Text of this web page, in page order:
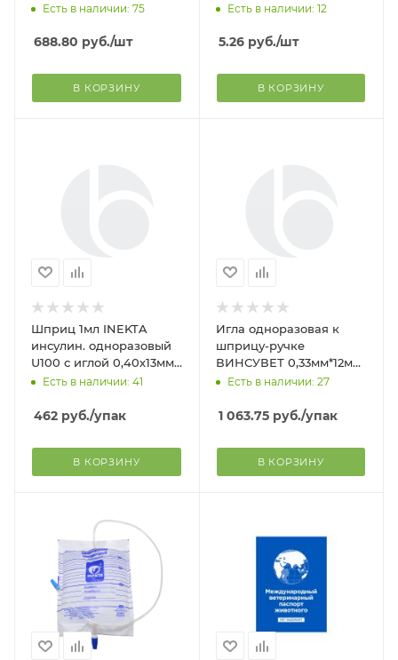
собак, унисекс, трико на
Есть в наличии: 75
688.80 руб./шт
В КОРЗИНУ
Есть в наличии: 12
5.26руб./шт
В КОРЗИНУ
Шприц 1мл INEKTA
инсулин. одноразовый
U100 с иглой 0,40х13мм
-27 G 1/2 ЛУЕР (100/упак)
Есть в наличии: 41
462 руб./упак
В КОРЗИНУ
Игла одноразовая к
шприцу-ручке
ВИНСУВЕТ 0,33мм*12мм
(100шт)
Есть в наличии: 27
1 063.75руб./упак
В КОРЗИНУ